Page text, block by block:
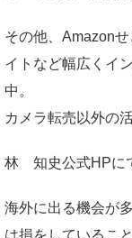
その他、Amazon
イトなど幅広くイ
中。
カメラ転売以外の
林 知史公式HPに
海外に出る機会が
は損をしているこ